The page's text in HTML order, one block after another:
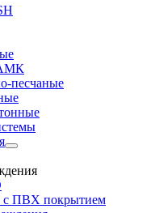
песчаные
с ПВХ покрытием